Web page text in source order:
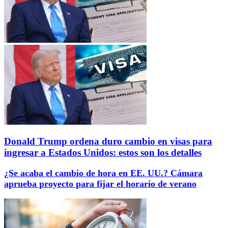
Donald Trump ordena duro cambio en visas para
ingresar a Estados Unidos: estos son los detalles
¿Se acaba el cambio de hora en EE. UU.? Cámara
aprueba proyecto para fijar el horario de verano